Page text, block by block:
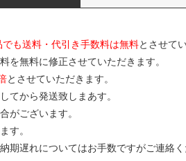
も送料・代引き手数料は無料とさせて
を無料に修正させていただきます。
とさせていただきます。
てから発送致しまあす。
がございます。
す。
遅れについてはお手数ですがご連絡く